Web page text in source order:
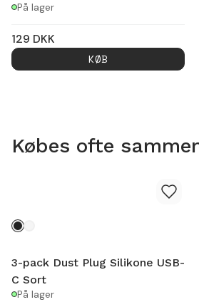
På lager
129 DKK
KØB
Købes ofte
3-pack Dust Plug Silikone USB-
C Sort
På lager